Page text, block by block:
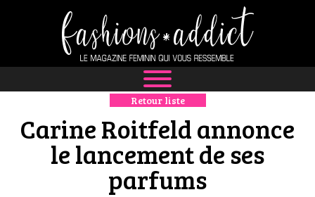
NEWS
MODE
LUXE
Retour liste
Carine Roitfeld annonce
le lancement de ses
parfums